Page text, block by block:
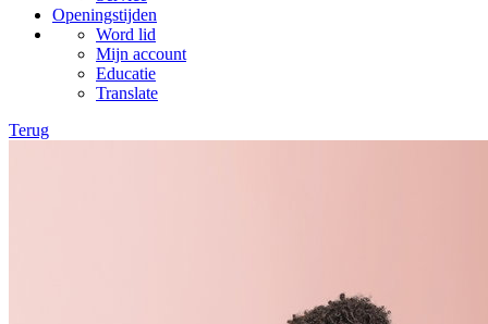
Openingstijden
Word lid
Mijn account
Educatie
Translate
Terug